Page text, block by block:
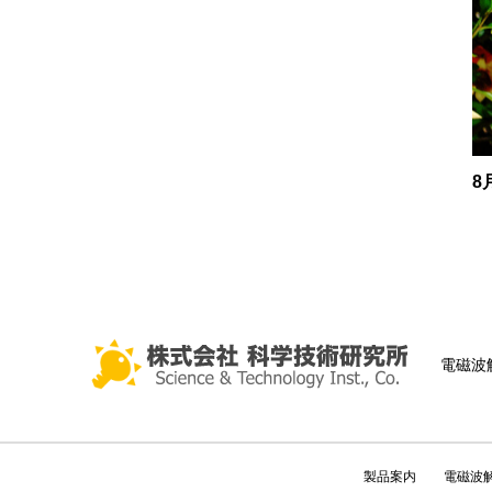
8
電磁波
製品案内 電磁波